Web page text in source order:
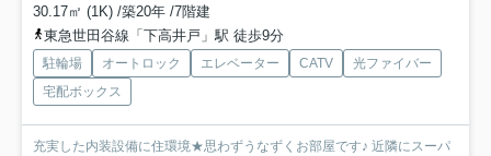
30.17㎡ (1K) /築20年 /7階建
東急世田谷線「下高井戸」駅 徒歩9分
駐輪場 オートロック エレベーター CATV
光ファイバー
宅配ボックス
充実した内装設備に住環境★思わずうなずくお部屋です♪ 近隣にスーパ